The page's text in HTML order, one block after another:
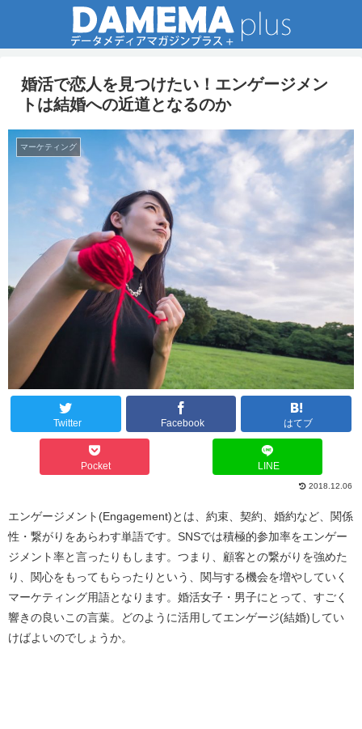
婚活で恋人を見つけたい！エンゲージメン
トは結婚への近道となるのか
マーケティング
Twitter Facebook はてブ
Pocket LINE
2018.12.06
エンゲージメント(Engagement)とは、約束、契約、婚約など、関係
性・繋がりをあらわす単語です。SNSでは積極的参加率をエンゲー
ジメント率と言ったりもします。つまり、顧客との繋がりを強めた
り、関心をもってもらったりという、関与する機会を増やしていく
マーケティング用語となります。婚活女子・男子にとって、すごく
響きの良いこの言葉。どのように活用してエンゲージ(結婚)してい
けばよいのでしょうか。